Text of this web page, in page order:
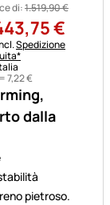
dalla
pietroso.
di:1.519,90€
,75€
fiscali:
Spedizione
7,22€